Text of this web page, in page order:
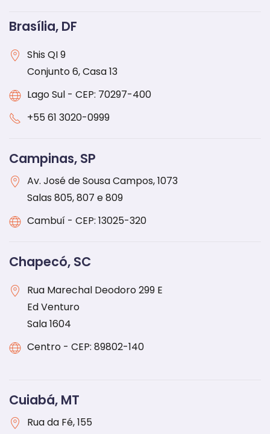
Brasília, DF
Shis QI 9
Conjunto 6, Casa 13
Lago Sul - CEP: 70297-400
+5561 3020-0999
Campinas, SP
Av. José de Sousa Campos, 1073
Salas 805, 807 e 809
Cambuí - CEP: 13025-320
Chapecó, SC
Rua Marechal Deodoro 299 E
Ed Venturo
Sala 1604
Centro - CEP: 89802-140
Cuiabá, MT
Rua da Fé, 155